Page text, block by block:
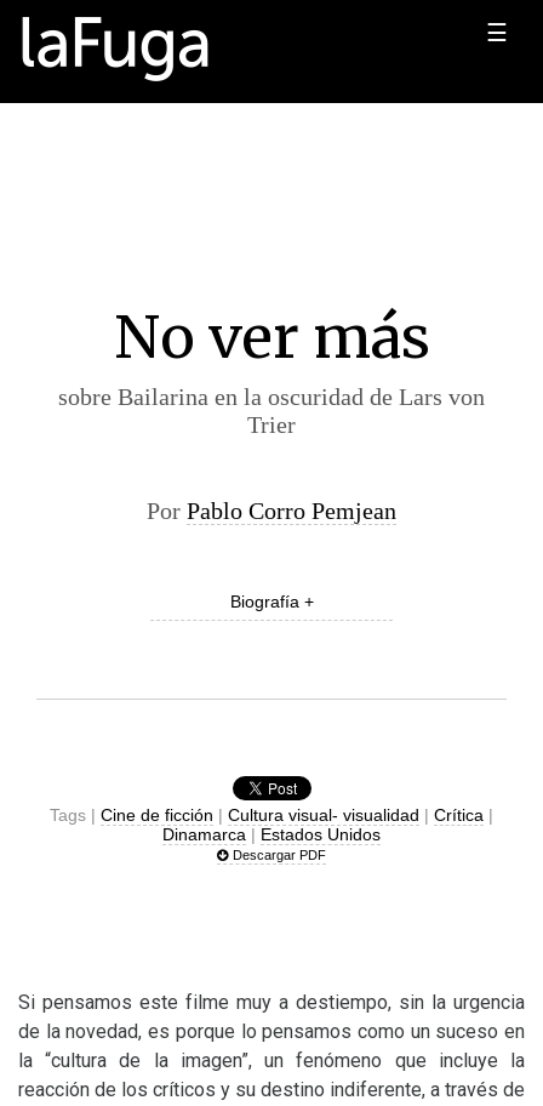
☰
No ver más
sobre Bailarina en la oscuridad de Lars von
Trier
Por Pablo Corro Pemjean
Biografía +
Tags | Cine de ficción | Cultura visual- visualidad | Crítica |
Dinamarca | Estados Unidos
Descargar PDF
Si pensamos este filme muy a destiempo, sin la urgencia
de la novedad, es porque lo pensamos como un suceso en
la “cultura de la imagen”, un fenómeno que incluye la
reacción de los críticos y su destino indiferente, a través de